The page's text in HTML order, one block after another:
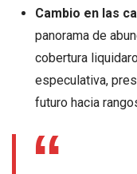
Cambio en las
panorama de
cobertura
especulativa,
futuro hacia